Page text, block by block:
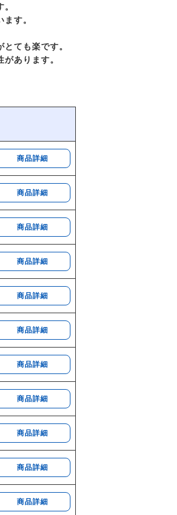
す。
ても楽です。
あります。
商品詳細
商品詳細
商品詳細
商品詳細
商品詳細
商品詳細
商品詳細
商品詳細
商品詳細
商品詳細
商品詳細